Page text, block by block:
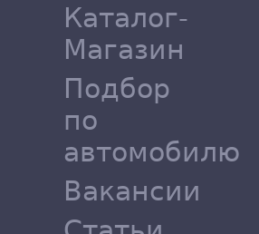
Каталог-
Магазин
Подбор
по
автомобилю
Вакансии